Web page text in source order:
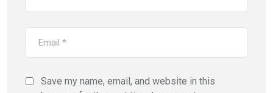
Save my name, email, and website in this